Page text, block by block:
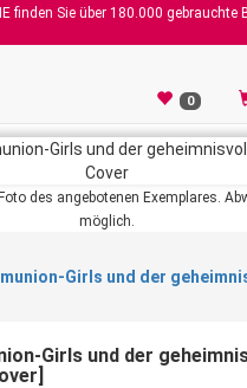
finden Sie über 180.000 gebrauchte
0
des angebotenen Exemplares.
möglich.
Girls und der
Girls und der